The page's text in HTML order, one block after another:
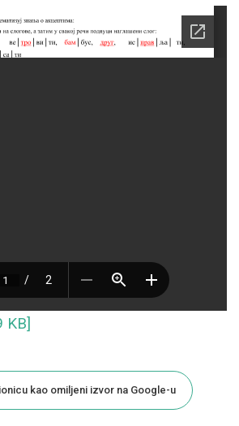
KB]
kao omiljeni izvor na Google-u